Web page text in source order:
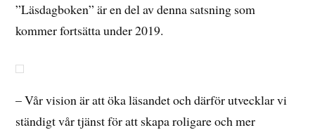
”Läsdagboken” är en del av denna satsning som
kommer fortsätta under 2019.
– Vår vision är att öka läsandet och därför utvecklar vi
ständigt vår tjänst för att skapa roligare och mer